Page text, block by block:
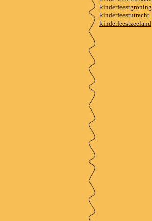
kinderfeestutrecht
kinderfeestzeeland